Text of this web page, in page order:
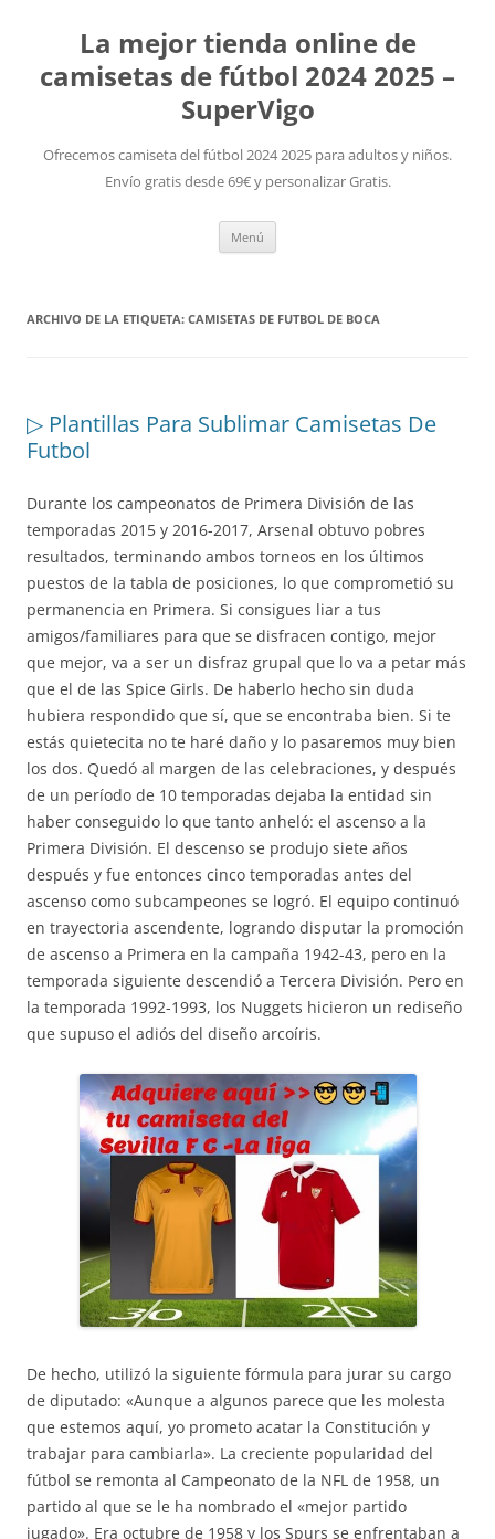
La mejor tienda online de
camisetas de fútbol 2024 2025 –
SuperVigo
Ofrecemos camiseta del fútbol 2024 2025 para adultos y niños.
Envío gratis desde 69€ y personalizar Gratis.
Menú
ARCHIVO DE LA ETIQUETA: CAMISETAS DE FUTBOL DE BOCA
▷ Plantillas Para Sublimar Camisetas De
Futbol
Durante los campeonatos de Primera División de las
temporadas 2015 y 2016-2017, Arsenal obtuvo pobres
resultados, terminando ambos torneos en los últimos
puestos de la tabla de posiciones, lo que comprometió su
permanencia en Primera. Si consigues liar a tus
amigos/familiares para que se disfracen contigo, mejor
que mejor, va a ser un disfraz grupal que lo va a petar más
que el de las Spice Girls. De haberlo hecho sin duda
hubiera respondido que sí, que se encontraba bien. Si te
estás quietecita no te haré daño y lo pasaremos muy bien
los dos. Quedó al margen de las celebraciones, y después
de un período de 10 temporadas dejaba la entidad sin
haber conseguido lo que tanto anheló: el ascenso a la
Primera División. El descenso se produjo siete años
después y fue entonces cinco temporadas antes del
ascenso como subcampeones se logró. El equipo continuó
en trayectoria ascendente, logrando disputar la promoción
de ascenso a Primera en la campaña 1942-43, pero en la
temporada siguiente descendió a Tercera División. Pero en
la temporada 1992-1993, los Nuggets hicieron un rediseño
que supuso el adiós del diseño arcoíris.
De hecho, utilizó la siguiente fórmula para jurar su cargo
de diputado: «Aunque a algunos parece que les molesta
que estemos aquí, yo prometo acatar la Constitución y
trabajar para cambiarla». La creciente popularidad del
fútbol se remonta al Campeonato de la NFL de 1958, un
partido al que se le ha nombrado el «mejor partido
jugado». Era octubre de 1958 y los Spurs se enfrentaban a